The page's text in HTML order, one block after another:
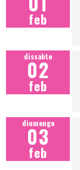
feb
dissabte
02
feb
diumenge
03
feb